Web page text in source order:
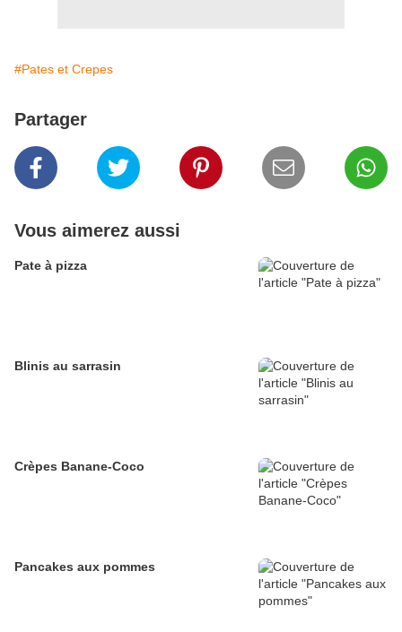
#Pates et Crepes
Partager
Vous aimerez aussi
Pate à pizza
Blinis au sarrasin
Crèpes Banane-Coco
Pancakes aux pommes